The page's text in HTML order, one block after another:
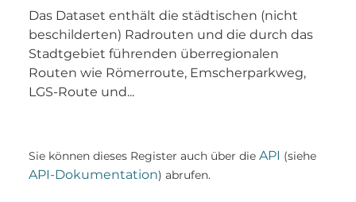
Das Dataset enthält die städtischen (nicht
beschilderten) Radrouten und die durch das
Stadtgebiet führenden überregionalen
Routen wie Römerroute, Emscherparkweg,
LGS-Route und...
Sie können dieses Register auch über die API (siehe
API-Dokumentation) abrufen.